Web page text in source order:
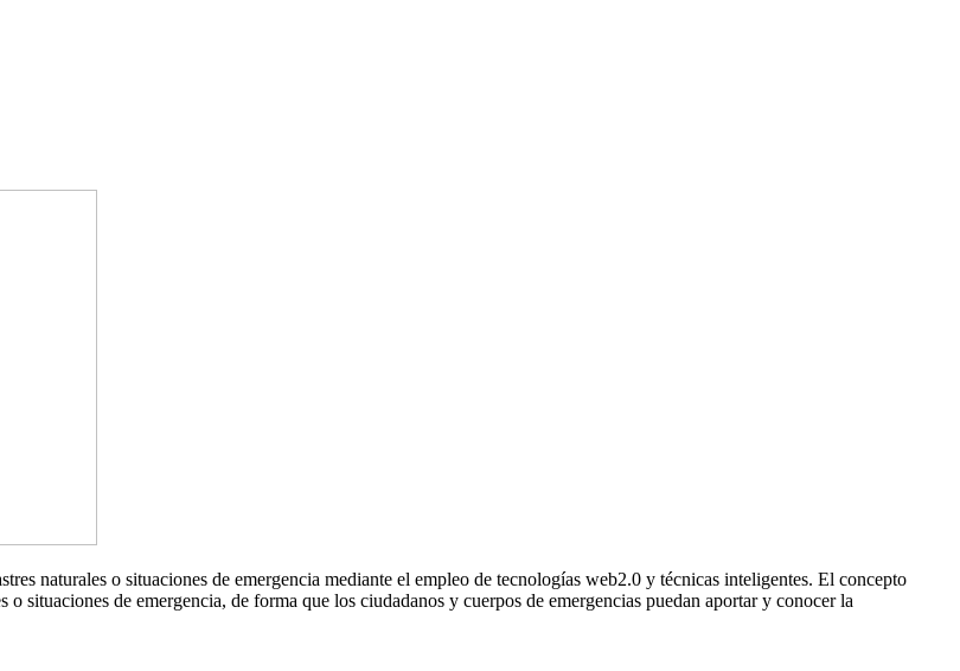
naturales o situaciones de emergencia mediante el empleo de tecnologías web2.0 y técnicas inteligentes. El concepto
situaciones de emergencia, de forma que los ciudadanos y cuerpos de emergencias puedan aportar y conocer la